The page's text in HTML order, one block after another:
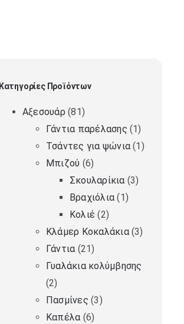
Κατηγορίες Προϊόντων
Αξεσουάρ (81)
Γάντια παρέλασης (1)
Τσάντες για ψώνια (1)
Μπιζού (6)
Σκουλαρίκια (3)
Βραχιόλια (1)
Κολιέ (2)
Κλάμερ Κοκαλάκια (3)
Γάντια (21)
Γυαλάκια κολύμβησης
(2)
Πασμίνες (3)
Καπέλα (6)